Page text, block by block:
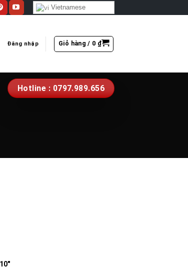
Vietnamese
Đăng nhập Giỏ hàng / 0 ₫
Hotline : 0797.989.656